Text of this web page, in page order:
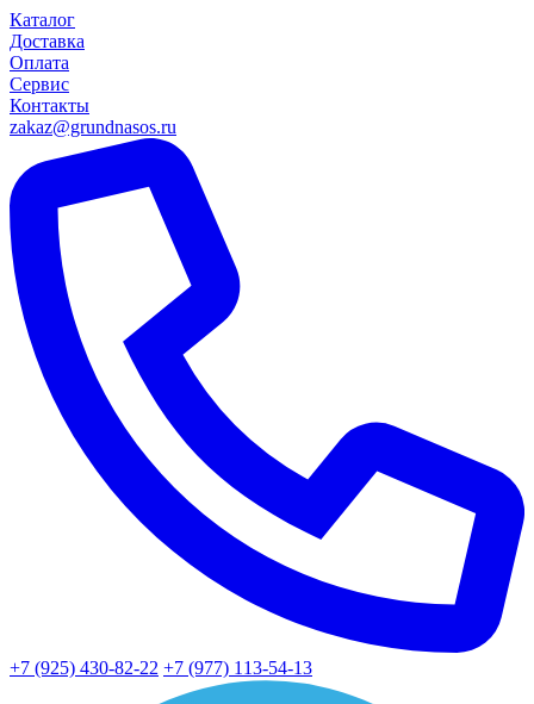
Каталог
Доставка
Оплата
Сервис
Контакты
zakaz@grundnasos.ru
+7 (925) 430-82-22 +7 (977) 113-54-13